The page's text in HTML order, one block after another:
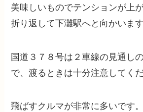
美味しいものでテンションが上
折り返して下灘駅へと向かいます
国道３７８号は２車線の見通し
で、渡るときは十分注意してくだ
飛ばすクルマが非常に多いです。